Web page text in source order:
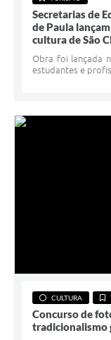
Secretarias de
de Paula
cultura de São
Obra foi lançada
estudantes e
CULTURA
Concurso de
tradicionalismo